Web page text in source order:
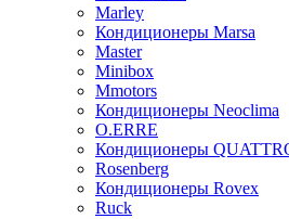
Marley
Кондиционеры Marsa
Master
Minibox
Mmotors
Кондиционеры Neoclima
O.ERRE
Кондиционеры
Rosenberg
Кондиционеры Rovex
Ruck